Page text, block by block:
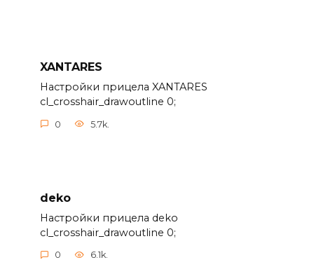
XANTARES
Настройки прицела XANTARES
cl_crosshair_drawoutline 0;
0 5.7k.
deko
Настройки прицела deko
cl_crosshair_drawoutline 0;
0 6.1k.